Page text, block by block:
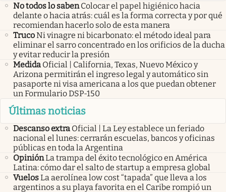
No todos lo saben Colocar el papel higiénico hacia
delante o hacia atrás: cuál es la forma correcta y por qué
recomiendan hacerlo solo de esta manera
TrucoNi vinagre ni bicarbonato: el método ideal para
eliminar el sarro concentrado en los orificios de la ducha
y evitar reducir la presión
Medida Oficial | California, Texas, Nuevo México y
Arizona permitirán el ingreso legal y automático sin
pasaporte ni visa americana a los que puedan obtener
un Formulario DSP-150
Últimas noticias
Descanso extra Oficial | La Ley establece un feriado
nacional el lunes: cerrarán escuelas, bancos y oficinas
públicas en toda la Argentina
OpiniónLa trampa del éxito tecnológico en América
Latina: cómo dar el salto de startup a empresa global
VuelosLa aerolínea low cost “tapada” que lleva a los
argentinos a su playa favorita en el Caribe rompió un